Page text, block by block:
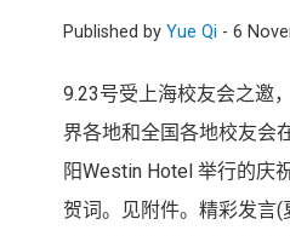
Published by Yue Qi - 6
9.23号受上海校友会之邀
界各地和全国各地校友会
阳Westin Hotel 举行的庆
贺词。
见附件。精彩发言(